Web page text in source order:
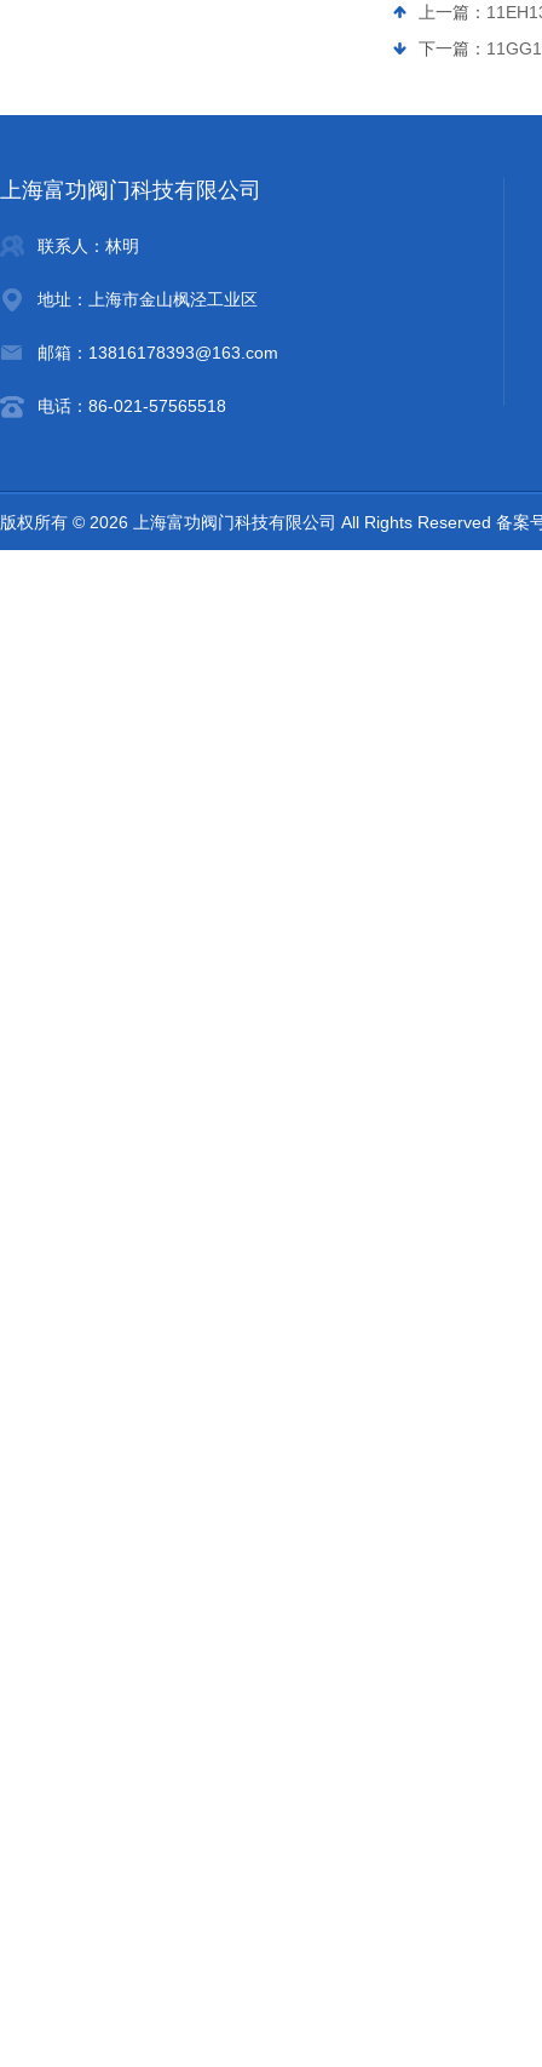
上一篇：
下一篇：
上海富功阀门科技有限公司
联系人：林明
地址：上海市金山枫泾工业区
邮箱：13816178393@163.com
电话：86-021-57565518
版权所有 © 2026 上海富功阀门科技有限公司 All Rights Reserved 备案